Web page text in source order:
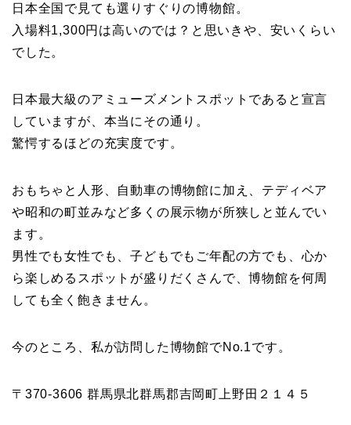
日本全国で見ても選りすぐりの博物館。
入場料1,300円は高いのでは？と思いきや、安いくらい
でした。
日本最大級のアミューズメントスポットであると宣言
していますが、本当にその通り。
驚愕するほどの充実度です。
おもちゃと人形、自動車の博物館に加え、テディベア
や昭和の町並みなど多くの展示物が所狭しと並んでい
ます。
男性でも女性でも、子どもでもご年配の方でも、心か
ら楽しめるスポットが盛りだくさんで、博物館を何周
しても全く飽きません。
今のところ、私が訪問した博物館でNo.1です。
〒370-3606 群馬県北群馬郡吉岡町上野田２１４５